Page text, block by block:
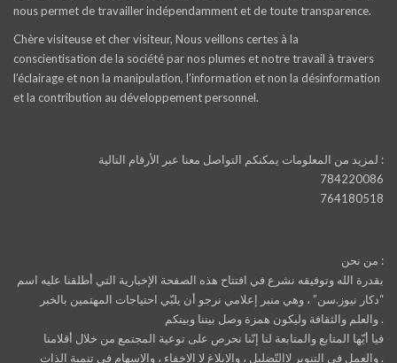
nous permet de travailler indépendamment et de toute transparence.
Chère visiteuse et cher visiteur, Nous veillons certes à la
conscientisation de la société par nos plumes et notre travail à travers
l’éclairage et non la manipulation, l’information et non la désinformation
et la contribution au développement personnel.
لمزيد من المعلومات يمكنكم التواصل معنا عبر الأرقام التالية :
784220086
764180518
من نحن :
بقدرة الله وتوفيقه نشرع في افتتاح هذه الصفحة الإخبارية التي أطلقنا عليه اسم
“دكار نيوز.سن” ، وهي منبر إعلامي نرجو أن يلبّي احتياجات المهتمين بالخبر
والعلم والثقافة وليكون همزة وصل بيننا وبينكم .
فيا أيّها المتابع والمتابعة لنا إنّنا نحرص على توعية المجتمع من خلال أقلامنا
والعمل في التنوير لاالتّضليل ، والإبلاغ لا الإخفاء ، والإسهام في تنمية الذات .